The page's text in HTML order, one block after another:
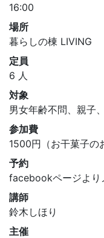
16:00
場所
暮らしの棟 LIVING
定員
6 人
対象
男女年齢不問、親子
参加費
1500円（お干菓子の
予約
facebookページより
講師
鈴木しほり
主催